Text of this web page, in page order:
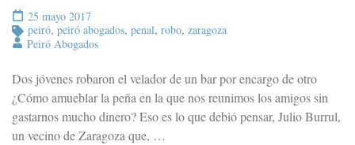
25 mayo 2017
peiró, peiró abogados, penal, robo, zaragoza
Peiró Abogados
Dos jóvenes robaron el velador de un bar por encargo de otro
¿Cómo amueblar la peña en la que nos reunimos los amigos sin
gastarnos mucho dinero? Eso es lo que debió pensar, Julio Burrul,
un vecino de Zaragoza que, …